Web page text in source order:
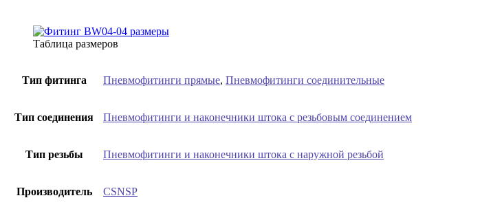
Таблица размеров
Тип фитинга Пневмофитинги прямые, Пневмофитинги соединительные
Тип соединения Пневмофитинги и наконечники штока с резьбовым соединением
Тип резьбы Пневмофитинги и наконечники штока с наружной резьбой
Производитель CSNSP